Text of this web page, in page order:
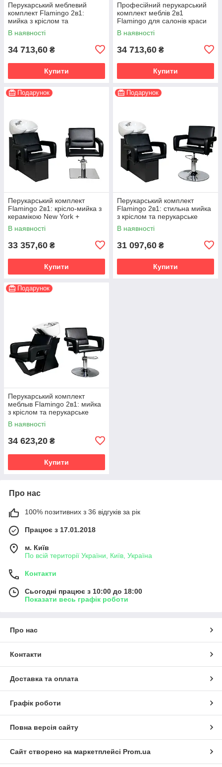
Перукарський меблевий
комплект Flamingo 2в1:
мийка з кріслом та
перукарське крісло
В наявності
34 713,60 ₴
Купити
Професійний перукарський
комплект меблів 2в1
Flamingo для салонів краси
В наявності
34 713,60 ₴
Купити
Подарунок
Перукарський комплект
Flamingo 2в1: крісло-мийка з
керамікою New York +
перукарське крісло квадратна
хромована база
В наявності
33 357,60 ₴
Купити
Подарунок
Перукарський комплект
Flamingo 2в1: стильна мийка
з кріслом та перукарське
крісло на хромованій
дисковій базі
В наявності
31 097,60 ₴
Купити
Подарунок
Перукарський комплект
меблыв Flamingo 2в1: мийка
з кріслом та перукарське
гідравлічне крісло
В наявності
34 623,20 ₴
Купити
Про нас
100% позитивних з 36 відгуків за рік
Працює з 17.01.2018
м. Київ
По всій території України, Київ, Україна
Контакти
Сьогодні працює з 10:00 до 18:00
Показати весь графік роботи
Про нас
Контакти
Доставка та оплата
Графік роботи
Повна версія сайту
Сайт створено на маркетплейсі Prom.ua